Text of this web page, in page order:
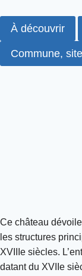
À découvrir
Commune,
Ce château
les structures
XVIIIe siècles.
datant du XVIIe